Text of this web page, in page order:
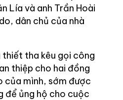
Lía và anh Trần Hoài
dân chủ của nhà
tha kêu gọi công
thiệp cho hai đồng
của mình, sớm được
để ủng hộ cho cuộc